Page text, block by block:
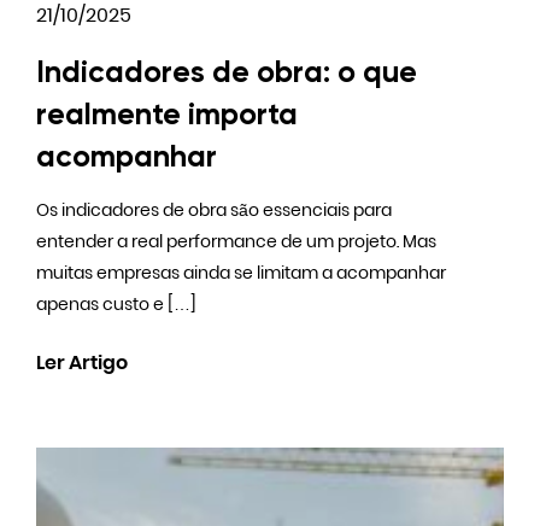
21/10/2025
Indicadores de obra: o que
realmente importa
acompanhar
Os indicadores de obra são essenciais para
entender a real performance de um projeto. Mas
muitas empresas ainda se limitam a acompanhar
apenas custo e […]
Ler Artigo